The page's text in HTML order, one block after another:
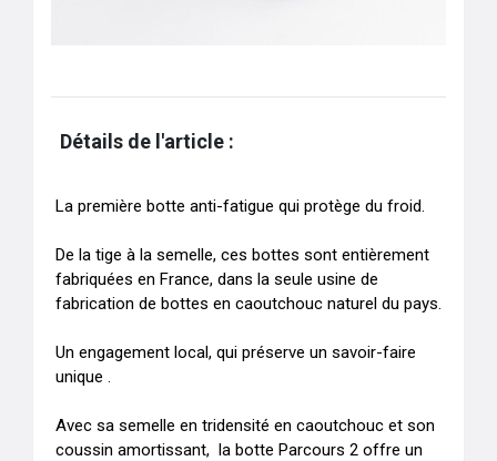
Détails de l'article :
La première botte anti-fatigue qui protège du froid.
De la tige à la semelle, ces bottes sont entièrement
fabriquées en France, dans la seule usine de
fabrication de bottes en caoutchouc naturel du pays.
Un engagement local, qui préserve un savoir-faire
unique .
Avec sa semelle en tridensité en caoutchouc et son
coussin amortissant,  la botte Parcours 2 offre un